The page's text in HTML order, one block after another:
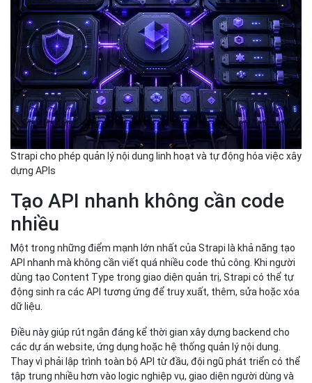
Strapi cho phép quản lý nội dung linh hoạt và tự động hóa việc xây
dựng APIs
Tạo API nhanh không cần code
nhiều
Một trong những điểm mạnh lớn nhất của Strapi là khả năng tạo
API nhanh mà không cần viết quá nhiều code thủ công. Khi người
dùng tạo Content Type trong giao diện quản trị, Strapi có thể tự
động sinh ra các API tương ứng để truy xuất, thêm, sửa hoặc xóa
dữ liệu.
Điều này giúp rút ngắn đáng kể thời gian xây dựng backend cho
các dự án website, ứng dụng hoặc hệ thống quản lý nội dung.
Thay vì phải lập trình toàn bộ API từ đầu, đội ngũ phát triển có thể
tập trung nhiều hơn vào logic nghiệp vụ, giao diện người dùng và